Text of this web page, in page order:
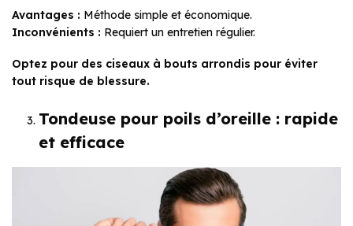
Avantages : Méthode simple et économique.
Inconvénients : Requiert un entretien régulier.
Optez pour des ciseaux à bouts arrondis pour éviter
tout risque de blessure.
Tondeuse pour poils d’oreille : rapide
et efficace